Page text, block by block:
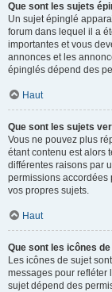
Que sont les sujets
Un sujet épinglé
forum dans lequel il a
importantes et vous
annonces et les
épinglés dépend des
Haut
Que sont les sujets
Vous ne pouvez plus
étant contenu est alors
différentes raisons par
permissions accordées
vos propres sujets.
Haut
Que sont les icônes
Les icônes de sujet
messages pour refléter
sujet dépend des